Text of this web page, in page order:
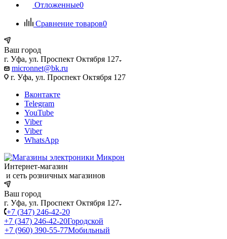
Отложенные0
Сравнение товаров0
Ваш город
г. Уфа, ул. Проспект Октября 127
micronnet@bk.ru
г. Уфа, ул. Проспект Октября 127
Вконтакте
Telegram
YouTube
Viber
Viber
WhatsApp
Интернет-магазин
и сеть розничных магазинов
Ваш город
г. Уфа, ул. Проспект Октября 127
+7 (347) 246-42-20
+7 (347) 246-42-20Городской
+7 (960) 390-55-77Мобильный